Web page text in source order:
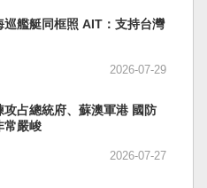
深時事評論員）
巡艦艇同框照 AIT：支持台灣
2026-07-29
攻占總統府、蘇澳軍港 國防
常嚴峻
2026-07-27